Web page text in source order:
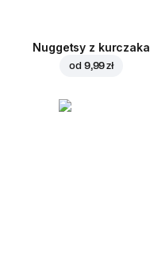
Nuggetsy z kurczaka
od 9,99 zł